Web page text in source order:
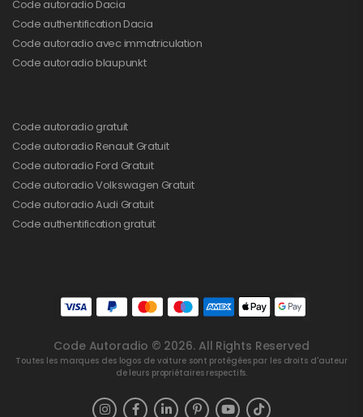
Code autoradio Dacia
Code authentification Dacia
Code autoradio avec immatriculation
Code autoradio blaupunkt
Code autoradio gratuit
Code autoradio Renault Gratuit
Code autoradio Ford Gratuit
Code autoradio Volkswagen Gratuit
Code autoradio Audi Gratuit
Code authentification gratuit
Code Autoradio © 2026. All Rights Reserved
Toutes les marques des logos de voiture sont protégées par les droits d'auteur
de leurs propriétaires respectifs.